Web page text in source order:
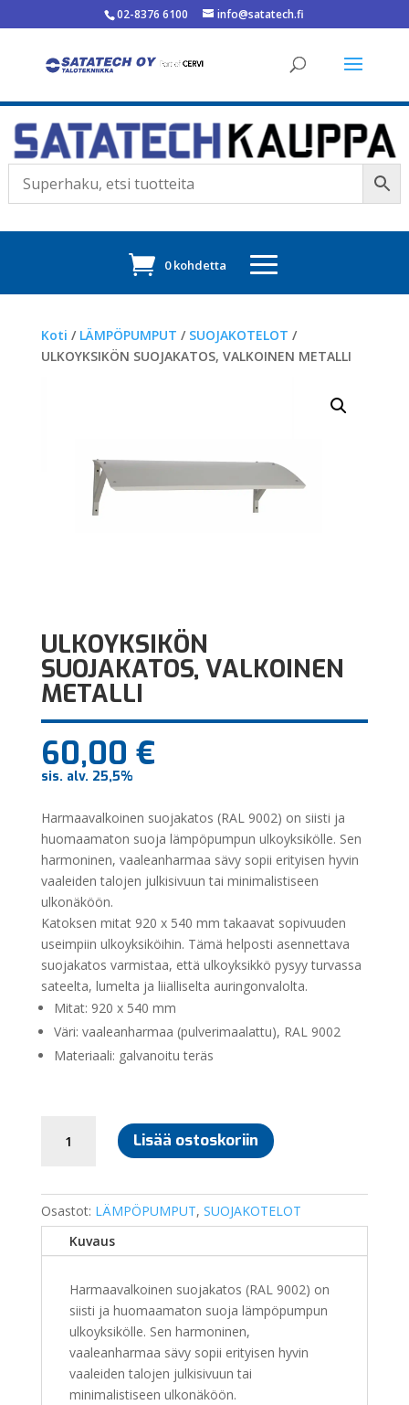
02-8376 6100 info@satatech.fi
0 kohdetta
Koti / LÄMPÖPUMPUT / SUOJAKOTELOT /
ULKOYKSIKÖN SUOJAKATOS, VALKOINEN METALLI
ULKOYKSIKÖN
SUOJAKATOS, VALKOINEN
METALLI
60,00 €
sis. alv. 25,5%
Harmaavalkoinen suojakatos (RAL 9002) on siisti ja
huomaamaton suoja lämpöpumpun ulkoyksikölle. Sen
harmoninen, vaaleanharmaa sävy sopii erityisen hyvin
vaaleiden talojen julkisivuun tai minimalistiseen
ulkonäköön.
Katoksen mitat 920 x 540 mm takaavat sopivuuden
useimpiin ulkoyksiköihin. Tämä helposti asennettava
suojakatos varmistaa, että ulkoyksikkö pysyy turvassa
sateelta, lumelta ja liialliselta auringonvalolta.
Mitat: 920 x 540 mm
Väri: vaaleanharmaa (pulverimaalattu), RAL 9002
Materiaali: galvanoitu teräs
ULKOYKSIKÖN
SUOJAKATOS,
määrä
Lisää ostoskoriin
Osastot: LÄMPÖPUMPUT, SUOJAKOTELOT
Kuvaus
Harmaavalkoinen suojakatos (RAL 9002) on
siisti ja huomaamaton suoja lämpöpumpun
ulkoyksikölle. Sen harmoninen,
vaaleanharmaa sävy sopii erityisen hyvin
vaaleiden talojen julkisivuun tai
minimalistiseen ulkonäköön.